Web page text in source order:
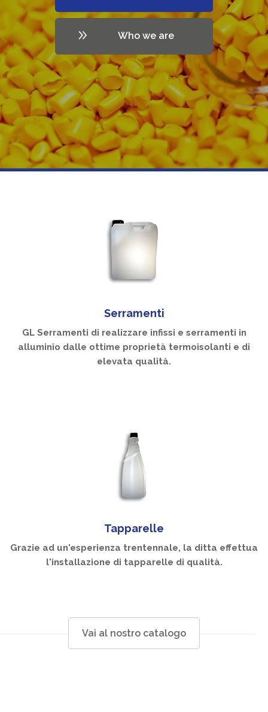
Who we are
Serramenti
GL Serramenti di realizzare infissi e serramenti in
alluminio dalle ottime proprietà termoisolanti e di
elevata qualità.
Tapparelle
Grazie ad un'esperienza trentennale, la ditta effettua
l'installazione di tapparelle di qualità.
Vai al nostro catalogo